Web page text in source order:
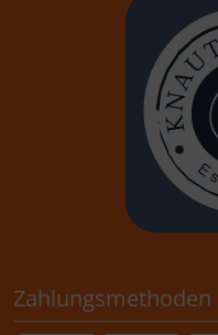
Zahlungsmethoden